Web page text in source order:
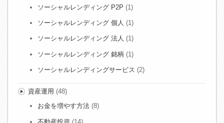
ソーシャルレンディング P2P (1)
ソーシャルレンディング 個人 (1)
ソーシャルレンディング 法人 (1)
ソーシャルレンディング 銘柄 (1)
ソーシャルレンディングサービス (2)
資産運用 (48)
お金を増やす方法 (8)